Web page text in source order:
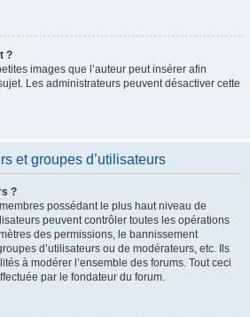
?
images que l’auteur peut insérer afin
Les administrateurs peuvent désactiver cette
et groupes d’utilisateurs
?
possédant le plus haut niveau de
peuvent contrôler toutes les opérations
des permissions, le bannissement
d’utilisateurs ou de modérateurs, etc. Ils
à modérer l’ensemble des forums. Tout ceci
par le fondateur du forum.